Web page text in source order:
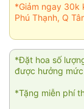
*Giảm ngay 30k
Phú Thạnh, Q
*Đặt hoa số
được hưởng
*Tặng miễn phí